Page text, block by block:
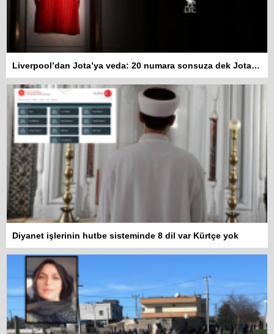
Liverpool’dan Jota’ya veda: 20 numara sonsuza dek Jota’nın
Diyanet işlerinin hutbe sisteminde 8 dil var Kürtçe yok